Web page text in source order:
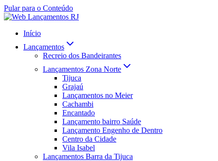
Pular para o Conteúdo
Início
Lançamentos
Recreio dos Bandeirantes
Lançamentos Zona Norte
Tijuca
Grajaú
Lançamentos no Meier
Cachambi
Encantado
Lançamento bairro Saúde
Lançamento Engenho de Dentro
Centro da Cidade
Vila Isabel
Lançamentos Barra da Tijuca